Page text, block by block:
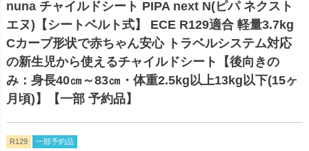
nuna チャイルドシート PIPA next N(ピパ ネクスト
エヌ)【シートベルト式】 ECE R129適合 軽量3.7kg
Cカーブ形状で赤ちゃん安心 トラベルシステム対応
の新生児から使えるチャイルドシート【後向きの
み：身長40㎝～83㎝・体重2.5kg以上13kg以下(15ヶ
月頃)】【一部 予約品】
R129 一部予約品